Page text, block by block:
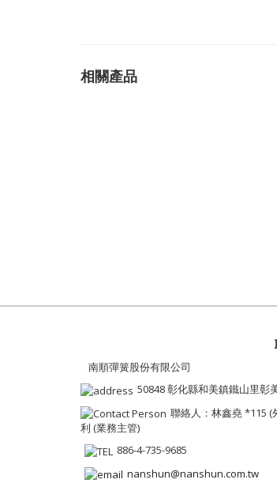
相關產品
南順彈簧股份有限公司
50848 彰化縣和美鎮鐵山里彰
聯絡人：林鑫堯 *115 (
利 (業務主管)
886-4-735-9685
nanshun@nanshun.com.tw